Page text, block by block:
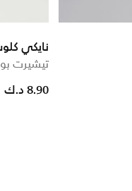
نايكي
تيشيرت
from8.90 د.ك